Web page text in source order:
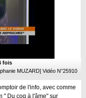
fois
MUZARD] Vidéo N°25910
de l'info, avec comme
" Du coq à l'âme" sur